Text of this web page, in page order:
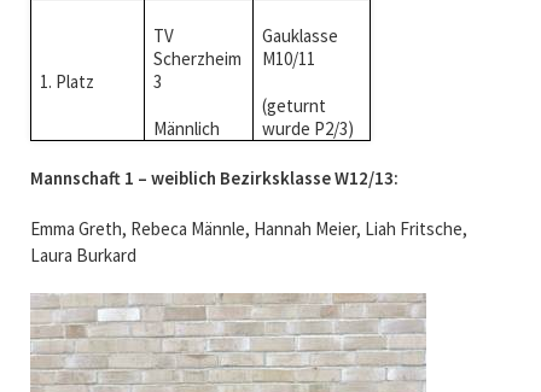
1. Platz
TV
Scherzheim
3
Männlich
Gauklasse
M10/11
(geturnt
wurde P2/3)
Mannschaft 1 – weiblich Bezirksklasse W12/13:
Emma Greth, Rebeca Männle, Hannah Meier, Liah Fritsche,
Laura Burkard